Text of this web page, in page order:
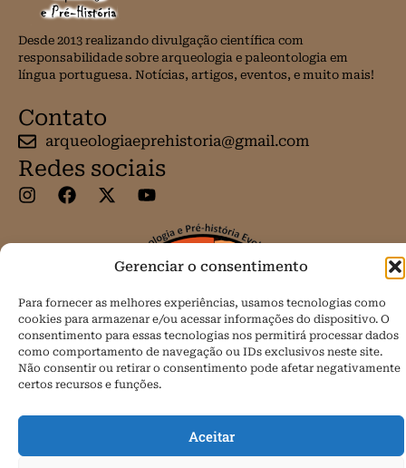
Gerenciar o consentimento
Para fornecer as melhores experiências, usamos tecnologias como
cookies para armazenar e/ou acessar informações do dispositivo. O
consentimento para essas tecnologias nos permitirá processar dados
como comportamento de navegação ou IDs exclusivos neste site.
Não consentir ou retirar o consentimento pode afetar negativamente
certos recursos e funções.
Aceitar
Desde 2013 realizando divulgação científica com
responsabilidade sobre arqueologia e paleontologia em
língua portuguesa. Notícias, artigos, eventos, e muito mais!
Contato
arqueologiaeprehistoria@gmail.com
Redes sociais